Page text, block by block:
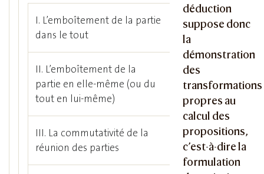
déduction
suppose donc
la
démonstration
des
transformations
propres au
calcul des
propositions,
c’est-à-dire la
formulation
I. L’emboîtement de la partie
dans le tout
II. L’emboîtement de la
partie en elle-même (ou du
tout en lui-même)
III. La commutativité de la
réunion des parties